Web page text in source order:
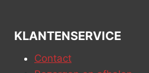
KLANTENSERVICE
Contact